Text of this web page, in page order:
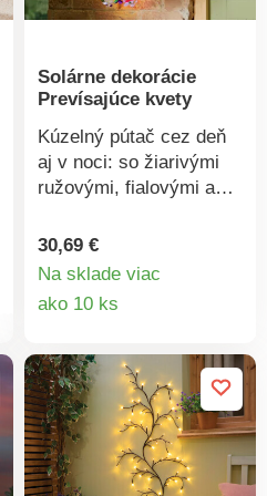
Solárne dekorácie
Prevísajúce kvety
Kúzelný pútač cez deň
aj v noci: so žiarivými
ružovými, fialovými a
teplými bielymi LED
diódami prináša táto 70
dekorácia farbu a svetlo
Integrovaný solárny
panel. Kvetinová
nádhera s LED svetlom.
V noci sa automaticky
rozsvieti. Ideálna na
30,69 €
Na sklade viac
ako 10 ks